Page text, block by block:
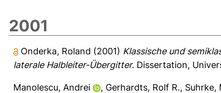
2001
Onderka, Roland (2001) Klassische und
laterale Halbleiter-Übergitter. Dissertation,
Manolescu, Andrei , Gerhardts, Rolf R., Suhrke,